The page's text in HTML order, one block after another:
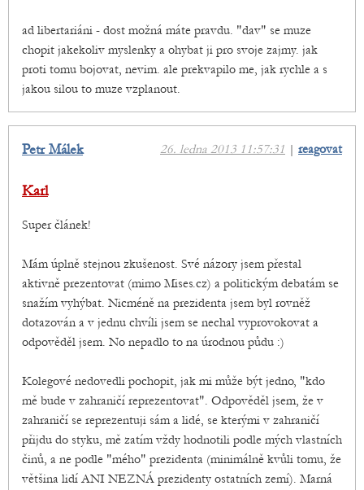
ad libertariáni - dost možná máte pravdu. "dav" se muze
chopit jakekoliv myslenky a ohybat ji pro svoje zajmy. jak
proti tomu bojovat, nevim. ale prekvapilo me, jak rychle a s
jakou silou to muze vzplanout.
26. ledna 2013 11:57:31 | reagovat
Petr Málek
Karl
Super článek!
Mám úplně stejnou zkušenost. Své názory jsem přestal
aktivně prezentovat (mimo Mises.cz) a politickým debatám se
snažím vyhýbat. Nicméně na prezidenta jsem byl rovněž
dotazován a v jednu chvíli jsem se nechal vyprovokovat a
odpověděl jsem. No nepadlo to na úrodnou půdu :)
Kolegové nedovedli pochopit, jak mi může být jedno, "kdo
mě bude v zahraničí reprezentovat". Odpověděl jsem, že v
zahraničí se reprezentuji sám a lidé, se kterými v zahraničí
přijdu do styku, mě zatím vždy hodnotili podle mých vlastních
činů, a ne podle "mého" prezidenta (minimálně kvůli tomu, že
většina lidí ANI NEZNÁ prezidenty ostatních zemí). Marná